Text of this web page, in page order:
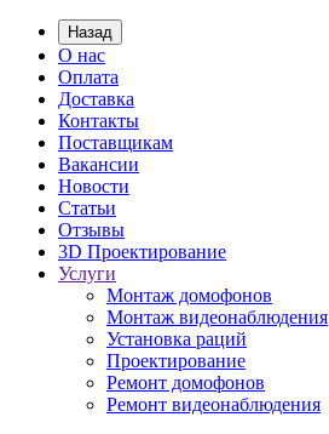
Назад
О нас
Оплата
Доставка
Контакты
Поставщикам
Вакансии
Новости
Статьи
Отзывы
3D Проектирование
Услуги
Монтаж домофонов
Монтаж видеонаблюдения
Установка раций
Проектирование
Ремонт домофонов
Ремонт видеонаблюдения